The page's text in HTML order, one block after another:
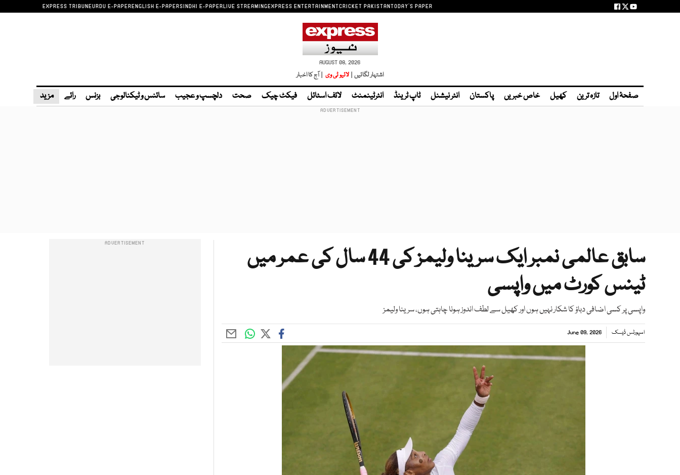
EXPRESS TRIBUNEURDU E-PAPERENGLISH E-PAPERSINDHI E-PAPERLIVE STREAMINGEXPRESS ENTERTAINMENTCRICKET PAKISTANTODAY'S PAPER
AUGUST 08, 2026
اشتہار لگائیں | لائیو ٹی وی | آج کا اخبار
صفحۂ اول تازہ ترین کھیل خاص خبریں پاکستان انٹر نیشنل ٹاپ ٹرینڈ انٹرٹینمنٹ لائف اسٹائل فیکٹ چیک صحت دلچسپ و عجیب سائنس و ٹیکنالوجی بزنس رائے مزید
سابق عالمی نمبر ایک سرینا ولیمز کی 44 سال کی عمر میں
ٹینس کورٹ میں واپسی
واپسی پر کسی اضافی دباؤ کا شکار نہیں ہوں اور کھیل سے لطف اندوز ہونا چاہتی ہوں، سرینا ولیمز
اسپورٹس ڈیسک June 09, 2026